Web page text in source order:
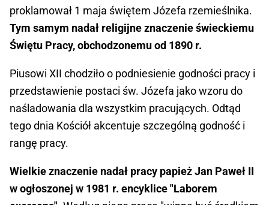
proklamował 1 maja świętem Józefa rzemieślnika.
Tym samym nadał religijne znaczenie świeckiemu
Świętu Pracy, obchodzonemu od 1890 r.
Piusowi XII chodziło o podniesienie godności pracy i
przedstawienie postaci św. Józefa jako wzoru do
naśladowania dla wszystkim pracujących. Odtąd
tego dnia Kościół akcentuje szczególną godność i
rangę pracy.
Wielkie znaczenie nadał pracy papież Jan Paweł II
w ogłoszonej w 1981 r. encyklice "Laborem